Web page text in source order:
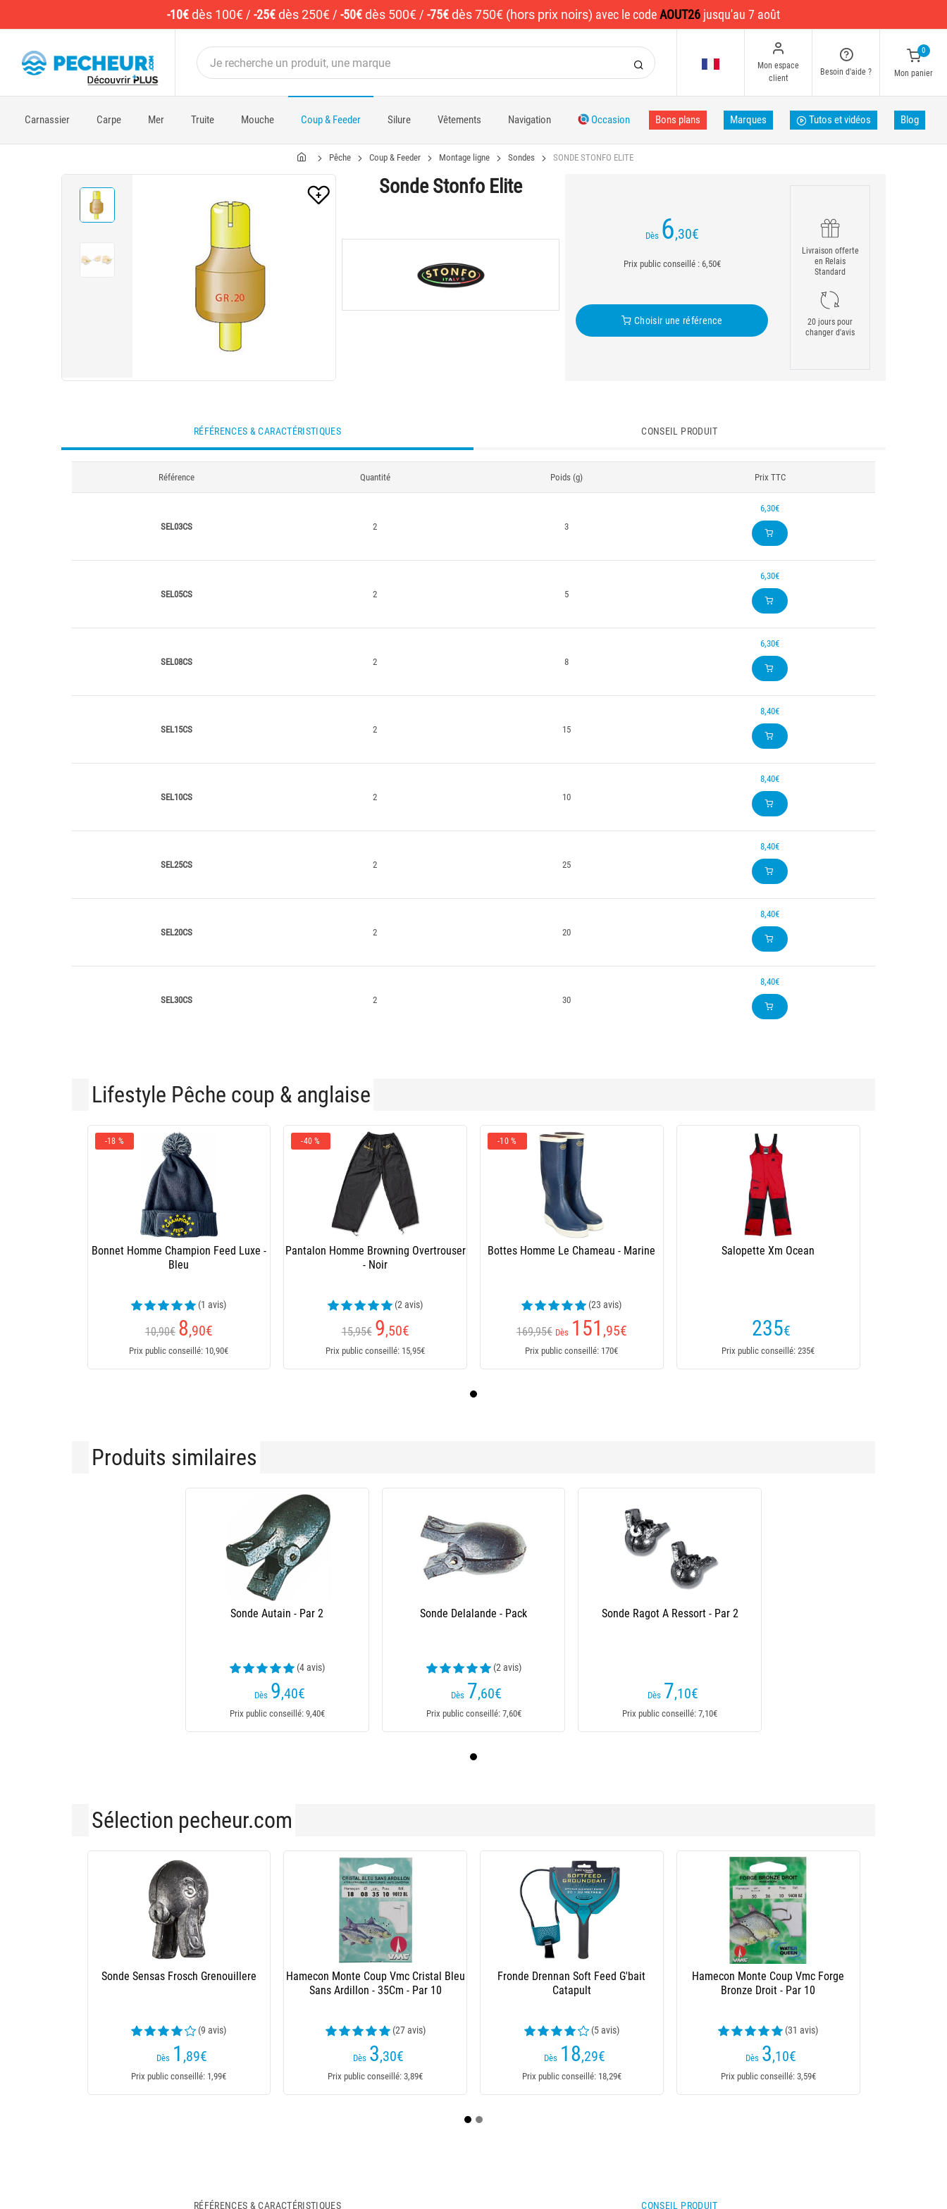
-10€dès 100€ / -25€dès 250€ / -50€dès 500€ / -75€dès 750€ (hors prix noirs) avec le codeAOUT26 jusqu'au 7 août
Mon espace
client
Besoin d'aide ?
0
Mon panier
Carnassier Carpe Mer Truite Mouche Coup & Feeder Silure Vêtements Navigation Occasion Bons plans Marques Tutos et vidéos Blog
Pêche Coup & Feeder Montage ligne Sondes SONDE STONFO ELITE
Sonde Stonfo Elite
Dès 6,30€
Prix public conseillé : 6,50€
Choisir une référence
Livraison offerte
en Relais
Standard
20 jours pour
changer d'avis
RÉFÉRENCES & CARACTÉRISTIQUES CONSEIL PRODUIT
Référence Quantité Poids (g) Prix TTC
SEL03CS 2 3
6,30€
SEL05CS 2 5
6,30€
SEL08CS 2 8
6,30€
SEL15CS 2 15
8,40€
SEL10CS 2 10
8,40€
SEL25CS 2 25
8,40€
SEL20CS 2 20
8,40€
SEL30CS 2 30
8,40€
Lifestyle Pêche coup & anglaise
-18 %
Bonnet Homme Champion Feed Luxe -
Bleu
(1 avis)
10,90€ 8,90€
Prix public conseillé: 10,90€
-40 %
Pantalon Homme Browning Overtrouser
- Noir
(2 avis)
15,95€ 9,50€
Prix public conseillé: 15,95€
-10 %
Bottes Homme Le Chameau - Marine
(23 avis)
169,95€ Dès 151 ,95€
Prix public conseillé: 170€
Salopette Xm Ocean
235€
Prix public conseillé: 235€
Produits similaires
Sonde Autain - Par 2
(4 avis)
Dès 9,40€
Prix public conseillé: 9,40€
Sonde Delalande - Pack
(2 avis)
Dès 7,60€
Prix public conseillé: 7,60€
Sonde Ragot A Ressort - Par 2
Dès 7,10€
Prix public conseillé: 7,10€
Sélection pecheur.com
Nylon Garbolino Garboline Super Soft -
RÉFÉRENCES & CARACTÉRISTIQUES CONSEIL PRODUIT